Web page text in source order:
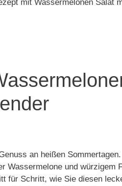
mit Wassermelonen Salat
an heißen Sommertagen.
Wassermelone und würzigem
für Schritt, wie Sie diesen